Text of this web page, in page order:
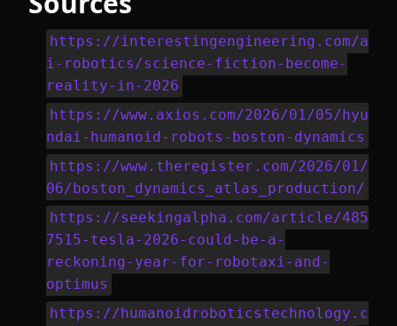
https://interestingengineering.com/a
i-robotics/science-fiction-become-
reality-in-2026
https://www.axios.com/2026/01/05/hyu
ndai-humanoid-robots-boston-dynamics
https://www.theregister.com/2026/01/
06/boston_dynamics_atlas_production/
https://seekingalpha.com/article/485
7515-tesla-2026-could-be-a-
reckoning-year-for-robotaxi-and-
optimus
https://humanoidroboticstechnology.c